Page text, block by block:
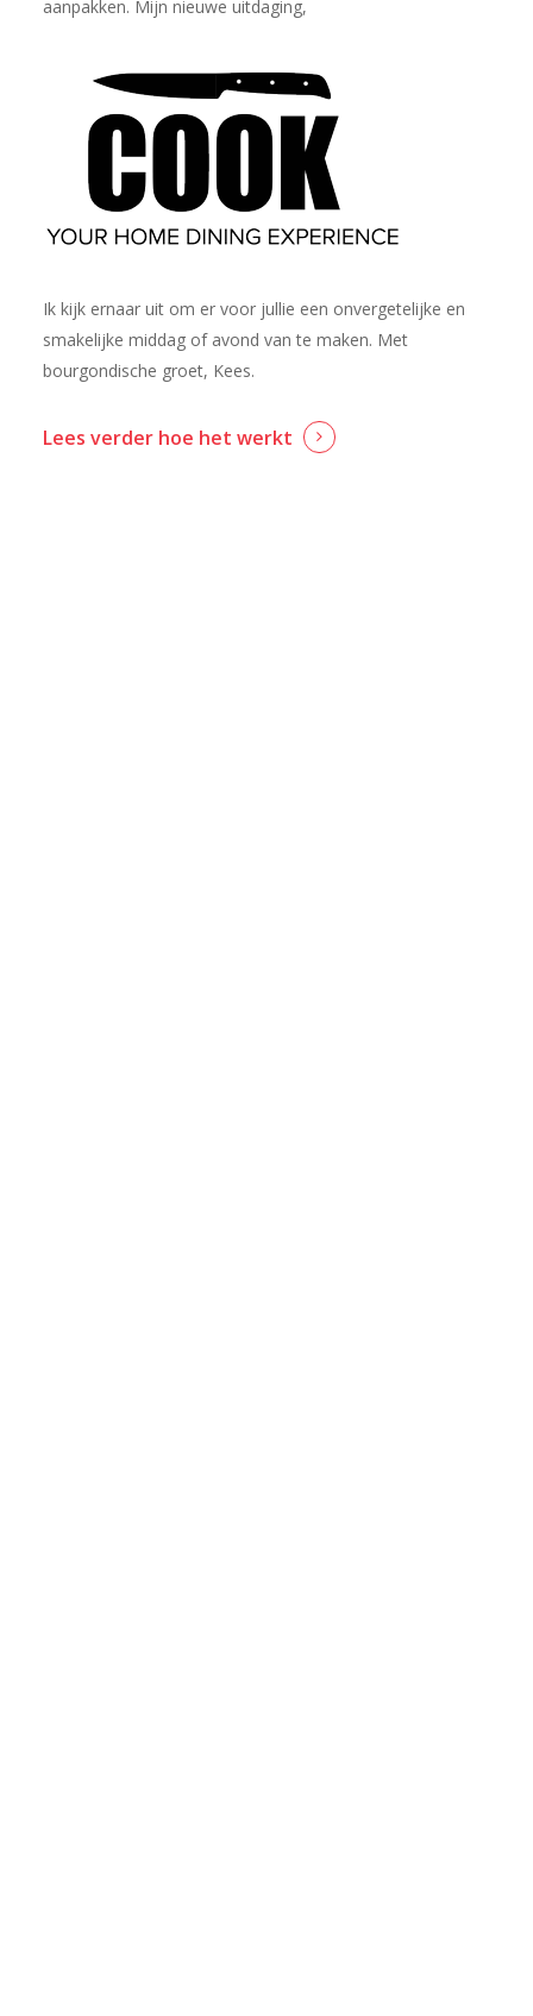
aanpakken. Mijn nieuwe uitdaging,
Ik kijk ernaar uit om er voor jullie een onvergetelijke en
smakelijke middag of avond van te maken. Met
bourgondische groet, Kees.
Lees verder hoe het werkt